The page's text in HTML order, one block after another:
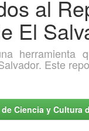
al
El
herramienta
Este
Ciencia y Cultura